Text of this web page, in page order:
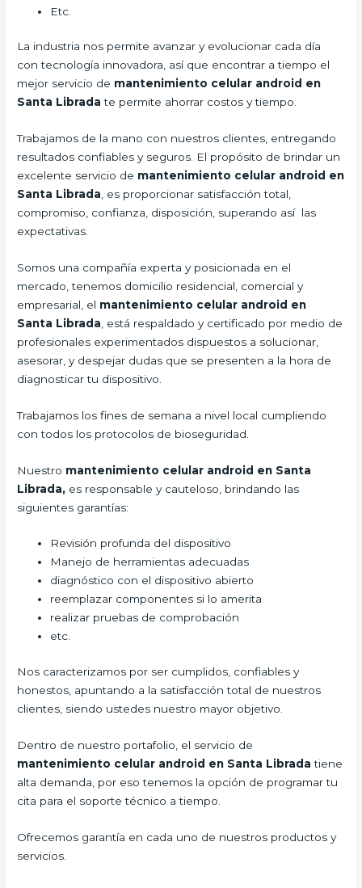
Etc.
La industria nos permite avanzar y evolucionar cada día
con tecnología innovadora, así que encontrar a tiempo el
mejor servicio de mantenimiento celular android en
Santa Librada te permite ahorrar costos y tiempo.
Trabajamos de la mano con nuestros clientes, entregando
resultados confiables y seguros. El propósito de brindar un
excelente servicio de mantenimiento celular android en
Santa Librada , es proporcionar satisfacción total,
compromiso, confianza, disposición, superando así las
expectativas.
Somos una compañía experta y posicionada en el
mercado, tenemos domicilio residencial, comercial y
empresarial, el mantenimiento celular android en
Santa Librada , está respaldado y certificado por medio de
profesionales experimentados dispuestos a solucionar,
asesorar, y despejar dudas que se presenten a la hora de
diagnosticar tu dispositivo.
Trabajamos los fines de semana a nivel local cumpliendo
con todos los protocolos de bioseguridad.
Nuestro mantenimiento celular android en Santa
Librada, es responsable y cauteloso, brindando las
siguientes garantías:
Revisión profunda del dispositivo
Manejo de herramientas adecuadas
diagnóstico con el dispositivo abierto
reemplazar componentes si lo amerita
realizar pruebas de comprobación
etc.
Nos caracterizamos por ser cumplidos, confiables y
honestos, apuntando a la satisfacción total de nuestros
clientes, siendo ustedes nuestro mayor objetivo.
Dentro de nuestro portafolio, el servicio de
mantenimiento celular android en Santa Librada tiene
alta demanda, por eso tenemos la opción de programar tu
cita para el soporte técnico a tiempo.
Ofrecemos garantía en cada uno de nuestros productos y
servicios.